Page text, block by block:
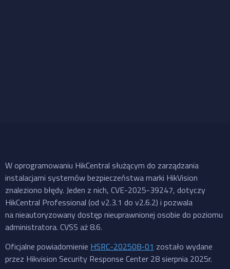
W oprogramowaniu HikCentral służącym do zarządzania
instalacjami systemów bezpieczeństwa marki HikVision
znaleziono błędy. Jeden z nich, CVE-2025-39247, dotyczy
HikCentral Professional (od v2.3.1 do v2.6.2) i pozwala
na nieautoryzowany dostęp nieuprawnionej osobie do poziomu
administratora. CVSS aż 8.6.
Oficjalne powiadomienie HSRC-202508-01 zostało wydane
przez Hikvision Security Response Center 28 sierpnia 2025r.